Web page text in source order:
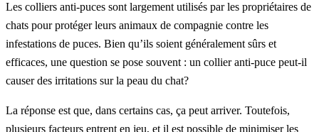
Les colliers anti-puces sont largement utilisés par les propriétaires de
chats pour protéger leurs animaux de compagnie contre les
infestations de puces. Bien qu’ils soient généralement sûrs et
efficaces, une question se pose souvent : un collier anti-puce peut-il
causer des irritations sur la peau du chat?
La réponse est que, dans certains cas, ça peut arriver. Toutefois,
plusieurs facteurs entrent en jeu, et il est possible de minimiser les